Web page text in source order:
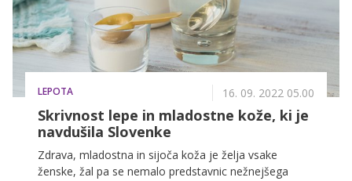
LEPOTA 16. 09. 2022 05.00
Skrivnost lepe in mladostne kože, ki je
navdušila Slovenke
Zdrava, mladostna in sijoča koža je želja vsake
ženske, žal pa se nemalo predstavnic nežnejšega